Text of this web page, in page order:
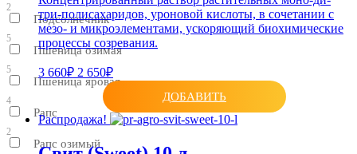
2
Подсолнечник
5
Пшеница озимая
5
Пшеница яровая
4
Рапс
2
Рапс озимый
три-полисахаридов, уроновой кислоты, в сочетании с
мезо- и микроэлементами, ускоряющий биохимические
процессы созревания.
3 660₽ 2 650₽
ДОБАВИТЬ
Распродажа!